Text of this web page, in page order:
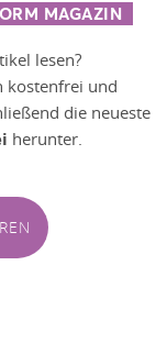
MAGAZIN
lesen?
kostenfrei und
die neueste
herunter.